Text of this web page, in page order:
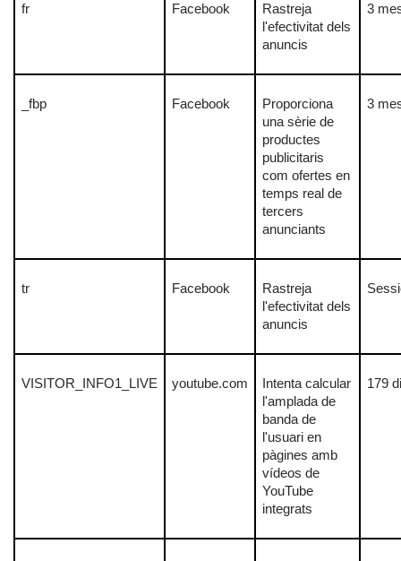
fr Facebook
Rastreja
l'efectivitat dels
anuncis
3
_fbp Facebook
Proporciona
una sèrie de
productes
publicitaris
com ofertes en
temps real de
tercers
anunciants
3
tr Facebook
Rastreja
l'efectivitat dels
anuncis
VISITOR_INFO1_LIVE youtube.com
Intenta calcular
l'amplada de
banda de
l'usuari en
pàgines amb
vídeos de
YouTube
integrats
179